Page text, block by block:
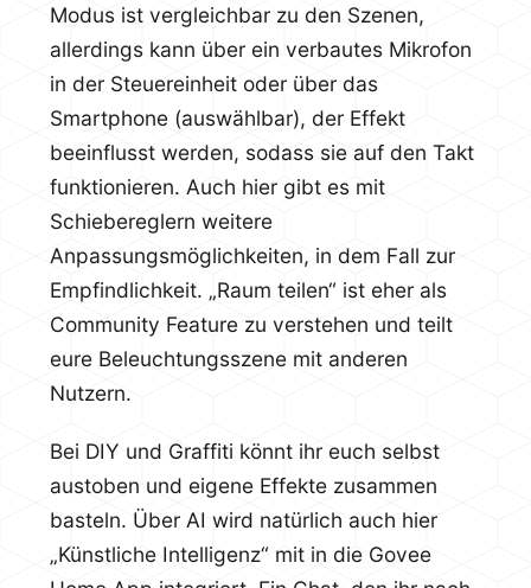
Modus ist vergleichbar zu den Szenen,
allerdings kann über ein verbautes Mikrofon
in der Steuereinheit oder über das
Smartphone (auswählbar), der Effekt
beeinflusst werden, sodass sie auf den Takt
funktionieren. Auch hier gibt es mit
Schiebereglern weitere
Anpassungsmöglichkeiten, in dem Fall zur
Empfindlichkeit. „Raum teilen“ ist eher als
Community Feature zu verstehen und teilt
eure Beleuchtungsszene mit anderen
Nutzern.
Bei DIY und Graffiti könnt ihr euch selbst
austoben und eigene Effekte zusammen
basteln. Über AI wird natürlich auch hier
„Künstliche Intelligenz“ mit in die Govee